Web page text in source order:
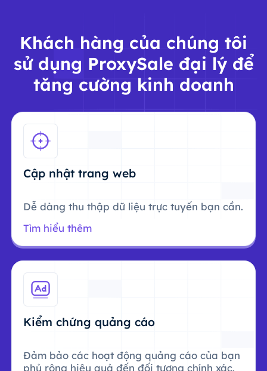
Khách hàng của chúng tôi
sử dụng ProxySale đại lý để
tăng cường kinh doanh
Cập nhật trang web
Dễ dàng thu thập dữ liệu trực tuyến bạn cần.
Tìm hiểu thêm
Kiểm chứng quảng cáo
Đảm bảo các hoạt động quảng cáo của bạn
phủ rộng hiệu quả đến đối tượng chính xác.